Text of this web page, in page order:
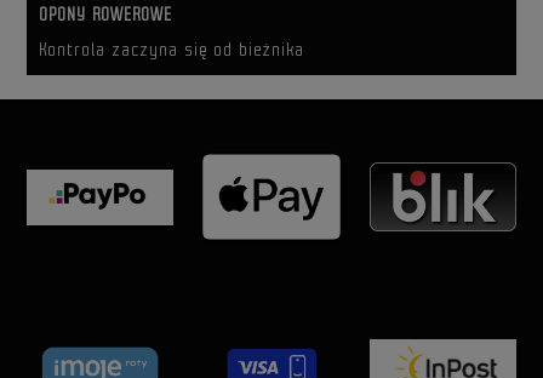
OPONY ROWEROWE
Kontrola zaczyna się od bieżnika